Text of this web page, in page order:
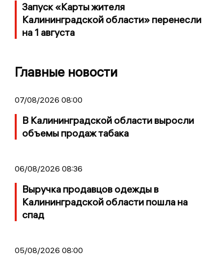
Запуск «Карты жителя
Калининградской области» перенесли
на 1 августа
Главные новости
07/08/2026 08:00
В Калининградской области выросли
объемы продаж табака
06/08/2026 08:36
Выручка продавцов одежды в
Калининградской области пошла на
спад
05/08/2026 08:00